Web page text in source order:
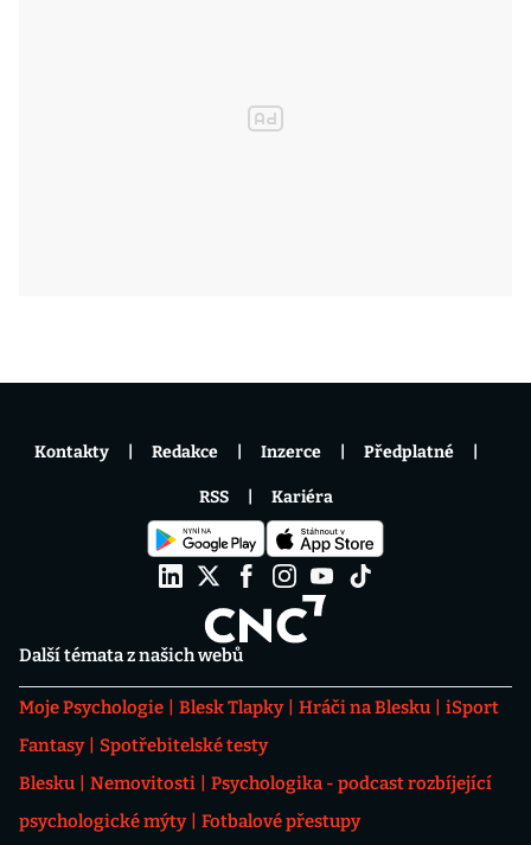
Další témata z našich webů
Moje Psychologie Blesk Tlapky Hráči na Blesku
iSport
Fantasy
Spotřebitelské testy
Blesku
Nemovitosti
Psychologika - podcast rozbíjející
psychologické mýty
Fotbalové přestupy
Kontakty Redakce Inzerce Předplatné
RSS Kariéra